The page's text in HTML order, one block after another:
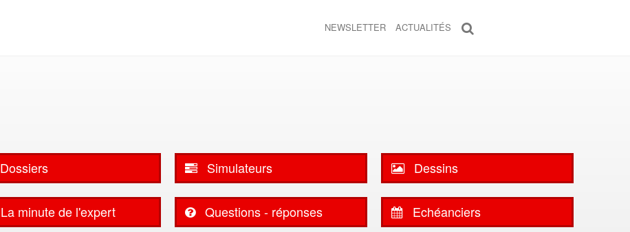
NEWSLETTER ACTUALITÉS
Dossiers Simulateurs Dessins
La minute de l'expert Questions - réponses Echéanciers